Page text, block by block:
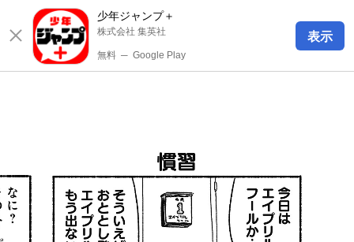
少年ジャンプ＋
株式会社 集英社
無料 ─ Google Play
表示